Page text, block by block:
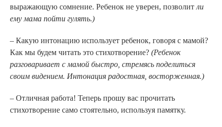
выражающую сомнение. Ребенок не уверен, позволит ли
ему мама пойти гулять.)
– Какую интонацию использует ребенок, говоря с мамой?
Как мы будем читать это стихотворение? (Ребенок
разговаривает с мамой быстро, стремясь поделиться
своим видением. Интонация радостная, восторженная.)
– Отличная работа! Теперь прошу вас прочитать
стихотворение само стоятельно, используя памятку.